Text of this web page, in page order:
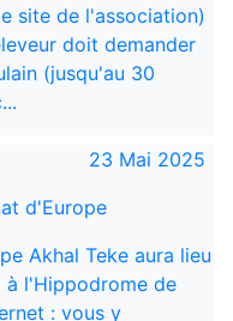
site de l'association)
doit demander
(jusqu'au 30
23 Mai 2025
d'Europe
Akhal Teke aura lieu
l'Hippodrome de
: vous y